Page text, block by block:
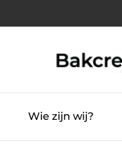
Wie zijn wij?